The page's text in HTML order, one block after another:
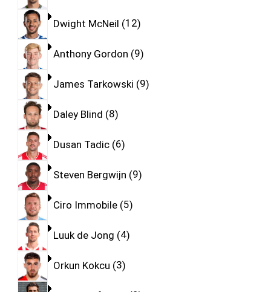
Dwight McNeil 12
Anthony Gordon 9
James Tarkowski 9
Daley Blind 8
Dusan Tadic 6
Steven Bergwijn 9
Ciro Immobile 5
Luuk de Jong 4
Orkun Kokcu 3